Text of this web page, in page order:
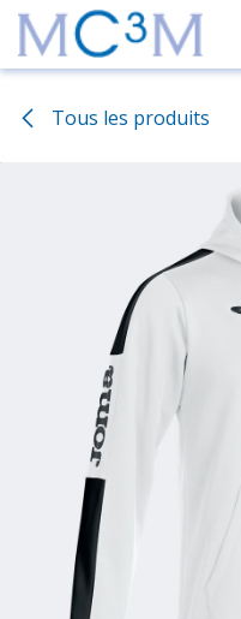
Se rendre au contenu
Tous les produits